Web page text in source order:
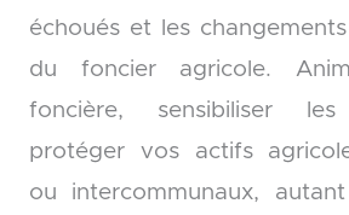
échoués et les
du foncier agricole.
foncière, sensibiliser les
protéger vos actifs
ou intercommunaux,